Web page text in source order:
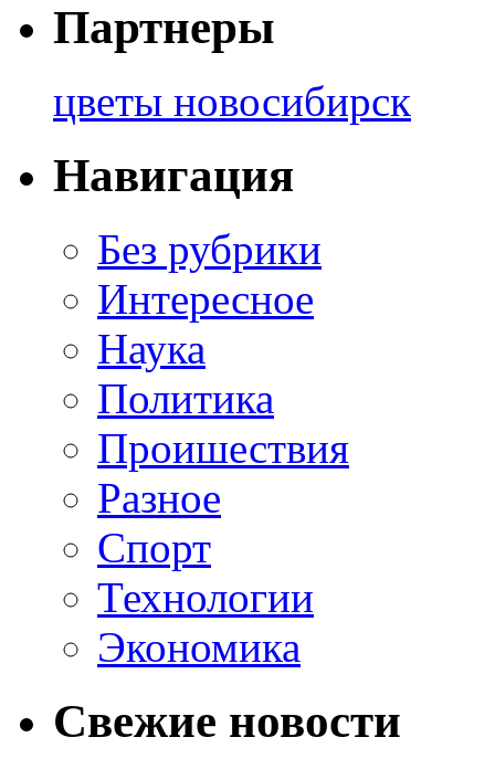
Партнеры
цветы новосибирск
Навигация
Без рубрики
Интересное
Наука
Политика
Проишествия
Разное
Спорт
Технологии
Экономика
Свежие новости